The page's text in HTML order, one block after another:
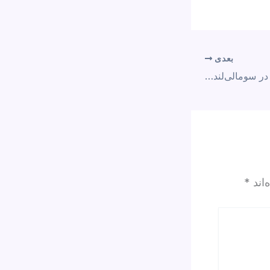
بعدی
حوثی‌ها: حضور اسرائیل در سومالی‌لند هدف نظامی خواهد بود
*